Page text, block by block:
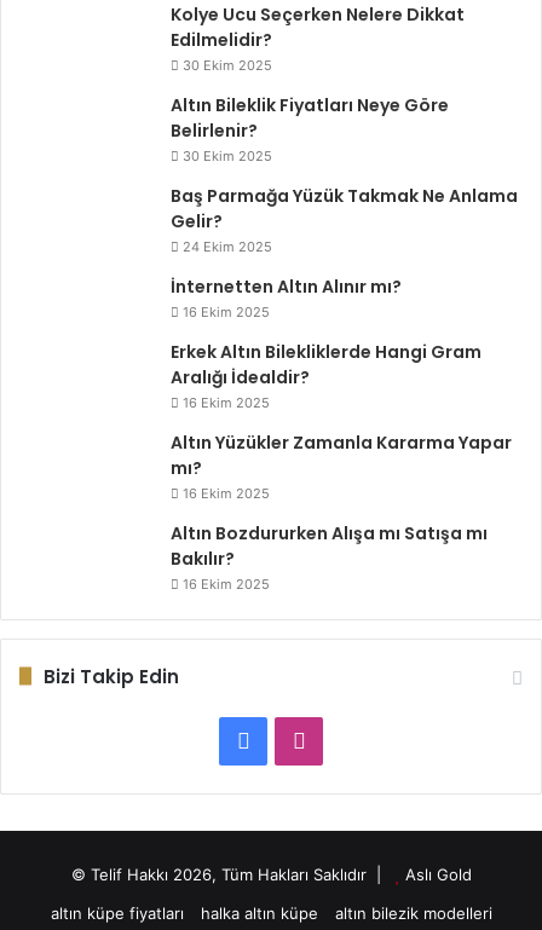
Kolye Ucu Seçerken Nelere Dikkat
Edilmelidir?
30 Ekim 2025
Altın Bileklik Fiyatları Neye Göre
Belirlenir?
30 Ekim 2025
Baş Parmağa Yüzük Takmak Ne Anlama
Gelir?
24 Ekim 2025
İnternetten Altın Alınır mı?
16 Ekim 2025
Erkek Altın Bilekliklerde Hangi Gram
Aralığı İdealdir?
16 Ekim 2025
Altın Yüzükler Zamanla Kararma Yapar
mı?
16 Ekim 2025
Altın Bozdururken Alışa mı Satışa mı
Bakılır?
16 Ekim 2025
Bizi Takip Edin
Facebook
© Telif Hakkı 2026, Tüm Hakları Saklıdır |
Aslı Gold
altın küpe fiyatları
halka altın küpe altın bilezik modelleri